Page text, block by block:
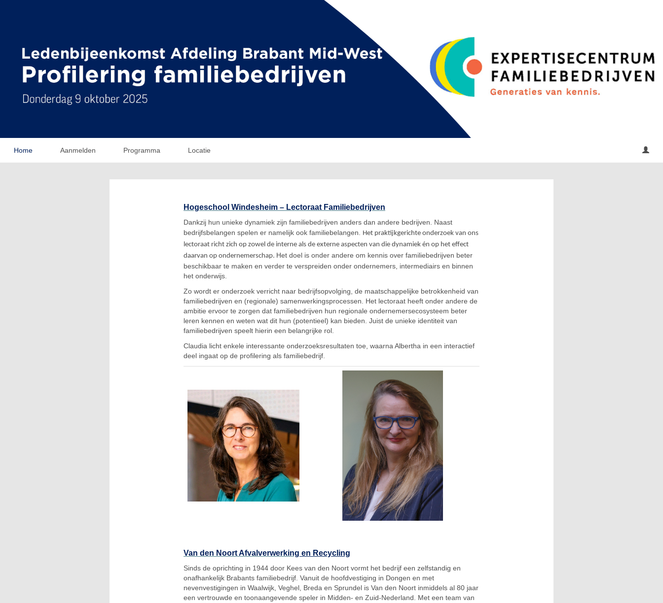
Home Aanmelden Programma Locatie
Hogeschool Windesheim – Lectoraat Familiebedrijven
Dankzij hun unieke dynamiek zijn familiebedrijven anders dan andere bedrijven. Naast
bedrijfsbelangen spelen er namelijk ook familiebelangen. Het praktijkgerichte onderzoek van ons
lectoraat richt zich op zowel de interne als de externe aspecten van die dynamiek én op het effect
daarvan op ondernemerschap. Het doel is onder andere om kennis over familiebedrijven beter
beschikbaar te maken en verder te verspreiden onder ondernemers, intermediairs en binnen
het onderwijs.
Zo wordt er onderzoek verricht naar bedrijfsopvolging, de maatschappelijke betrokkenheid van
familiebedrijven en (regionale) samenwerkingsprocessen. Het lectoraat heeft onder andere de
ambitie ervoor te zorgen dat familiebedrijven hun regionale ondernemersecosysteem beter
leren kennen en weten wat dit hun (potentieel) kan bieden. Juist de unieke identiteit van
familiebedrijven speelt hierin een belangrijke rol.
Claudia licht enkele interessante onderzoeksresultaten toe, waarna Albertha in een interactief
deel ingaat op de profilering als familiebedrijf.
Van den Noort Afvalverwerking en Recycling
Sinds de oprichting in 1944 door Kees van den Noort vormt het bedrijf een zelfstandig en
onafhankelijk Brabants familiebedrijf. Vanuit de hoofdvestiging in Dongen en met
nevenvestigingen in Waalwijk, Veghel, Breda en Sprundel is Van den Noort inmiddels al 80 jaar
een vertrouwde en toonaangevende speler in Midden- en Zuid-Nederland. Met een team van